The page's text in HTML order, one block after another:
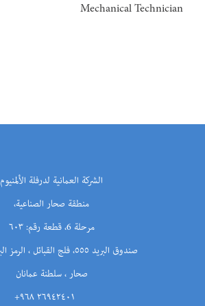
Mechanical Technician
الشركة العمانية لدرفلة الألمنيوم
منطقة صحار الصناعية،
مرحلة 6، قطعة رقم: ٦٠٣
صندوق البريد ٥٥٥، فلج القبائل ، الرمز البريدي ٣٢٢
صحار ، سلطنة عمانان
٢٦٩٤٢٤٠١ ٩٦٨+